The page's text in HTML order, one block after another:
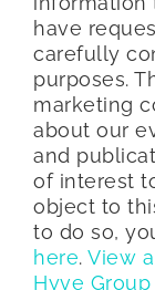
have
carefully
purposes.
marketing
about our
and
of interest
object to
to do so,
here. View
Hyve